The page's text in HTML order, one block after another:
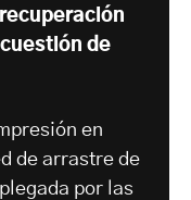
de
en
de arrastre de
por las